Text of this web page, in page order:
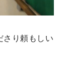
さり頼もしい